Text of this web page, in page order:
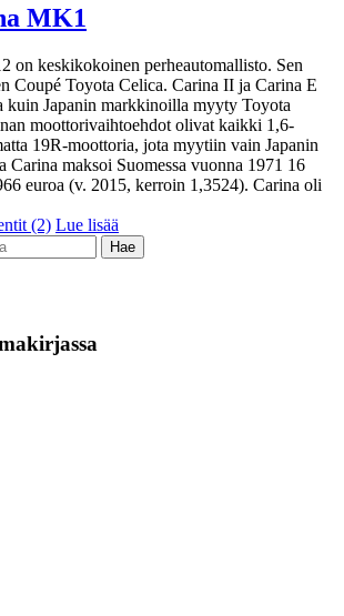
MK1
on keskikokoinen perheautomallisto. Sen
Coupé Toyota Celica. Carina II ja Carina E
kuin Japanin markkinoilla myyty Toyota
moottorivaihtoehdot olivat kaikki 1,6-
19R-moottoria, jota myytiin vain Japanin
maksoi Suomessa vuonna 1971 16
euroa (v. 2015, kerroin 1,3524). Carina oli
(2) Lue lisää